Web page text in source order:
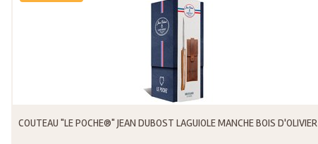
COUTEAU "LE POCHE®" JEAN DUBOST LAGUIOLE MANCHE BOIS D'OLIVIER